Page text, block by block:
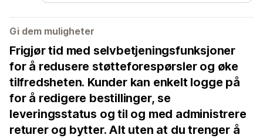
Gi dem muligheter
Frigjør tid med selvbetjeningsfunksjoner
for å redusere støtteforespørsler og øke
tilfredsheten. Kunder kan enkelt logge på
for å redigere bestillinger, se
leveringsstatus og til og med administrere
returer og bytter. Alt uten at du trenger å